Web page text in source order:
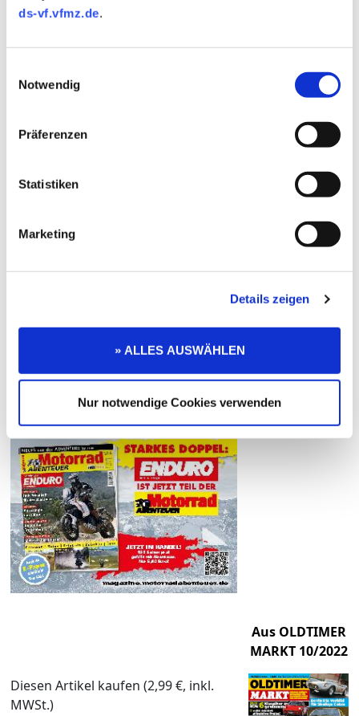
ds-vf.vfmz.de.
Notwendig
Präferenzen
Statistiken
Marketing
Details zeigen
» ALLES AUSWÄHLEN
Nur notwendige Cookies verwenden
Diesen Artikel kaufen (2,99 €, inkl.
MWSt.)
Aus OLDTIMER
MARKT 10/2022